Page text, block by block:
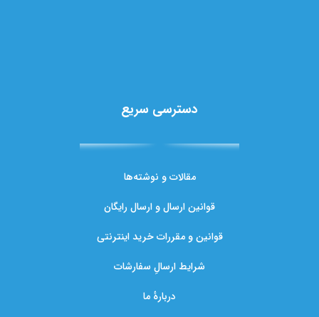
دسترسی سریع
مقالات و نوشته‌ها
قوانین ارسال و ارسال رایگان
قوانین و مقررات خرید اینترنتی
شرایط ارسالِ سفارشات
دربارهٔ ما